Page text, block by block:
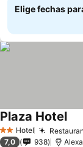
Elige fechas
2 Estrellas
Hotel
Plaza HotelVer
7,0 938